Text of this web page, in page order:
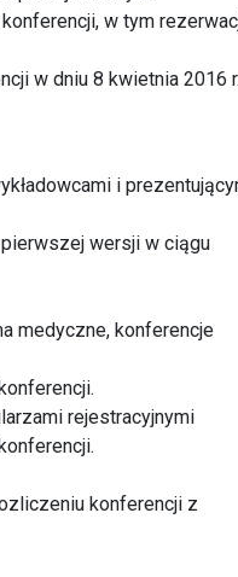
w tym
w dniu 8 kwietnia 2016 r.
i
wersji w ciągu
medyczne, konferencje
rejestracyjnymi
konferencji z